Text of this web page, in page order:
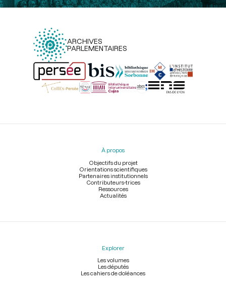
ARCHIVES
PARLEMENTAIRES
Menu
À propos
Objectifs du projet
Orientations scientifiques
Partenaires institutionnels
Contributeurs-trices
Ressources
Actualités
Explorer
Les volumes
Les députés
Les cahiers de doléances